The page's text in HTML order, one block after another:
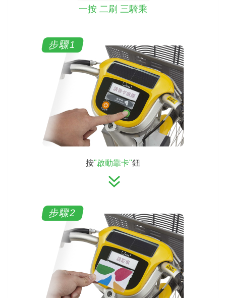
一按 二刷 三騎乘
按"啟動靠卡"鈕